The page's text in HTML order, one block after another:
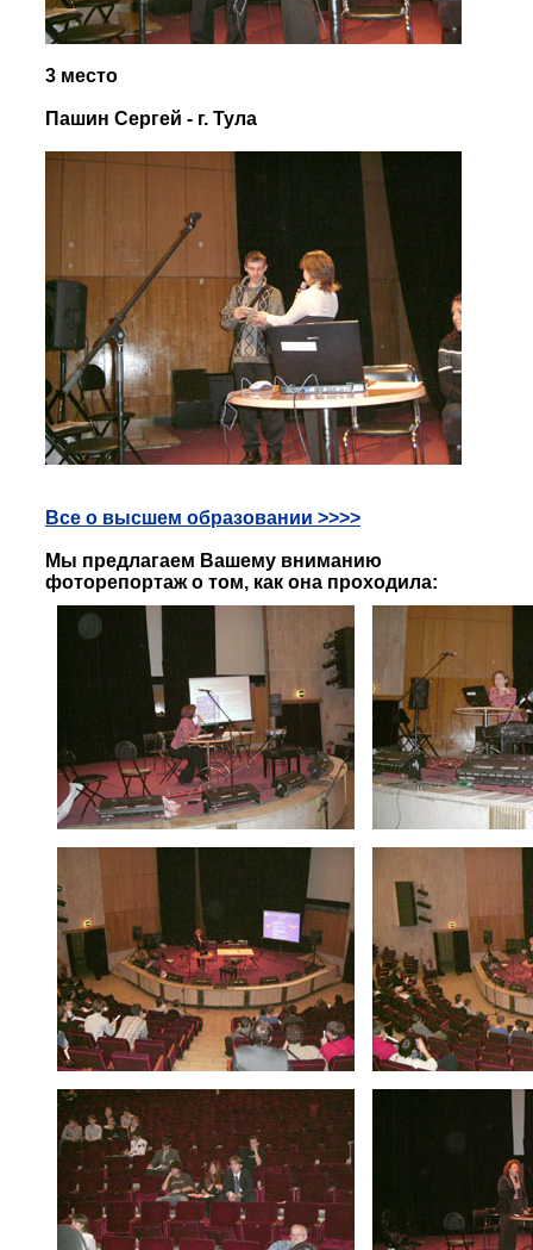
3 место
Пашин Сергей - г. Тула
Все о высшем образовании >>>>
Мы предлагаем Вашему вниманию
фоторепортажо том, как она проходила: